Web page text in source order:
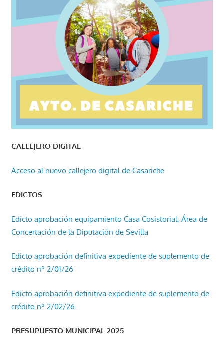
CALLEJERO DIGITAL
Acceso al nuevo callejero digital de Casariche
EDICTOS
Edicto aprobación equipamiento Casa Cosistorial, Área de
Concertación de la Diputación de Sevilla
Edicto aprobación definitiva expediente de suplemento de
crédito nº 2/01/26
Edicto aprobación definitiva expediente de suplemento de
crédito nº 2/02/26
PRESUPUESTO MUNICIPAL 2025